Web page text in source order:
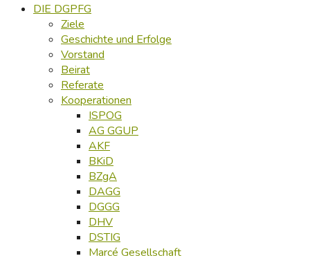
DIE DGPFG
Ziele
Geschichte und Erfolge
Vorstand
Beirat
Referate
Kooperationen
ISPOG
AG GGUP
AKF
BKiD
BZgA
DAGG
DGGG
DHV
DSTIG
Marcé Gesellschaft